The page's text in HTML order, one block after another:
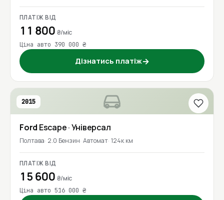
ПЛАТІЖ ВІД
11 800 ₴/міс
Ціна авто 390 000 ₴
Дізнатись платіж→
2015
Ford Escape· Універсал
Полтава 2.0 Бензин Автомат 124к км
ПЛАТІЖ ВІД
15 600 ₴/міс
Ціна авто 516 000 ₴